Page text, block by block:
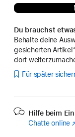
Du brauchst
Behalte deine
gesicherten
dort
Für später
Hilfe beim
Chatte online